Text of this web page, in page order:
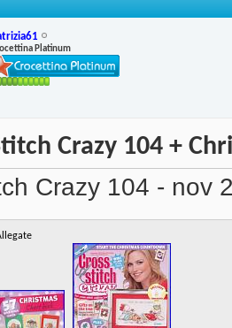
Platinum
Crazy 104 +
Crazy 104 - nov